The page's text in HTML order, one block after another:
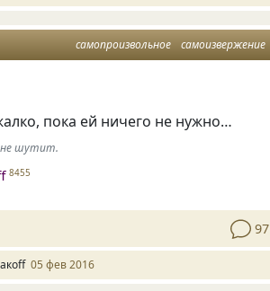
самопроизвольное самоизвержение
пока ей ничего не нужно…
не шутит.
8455
97
05 фев 2016